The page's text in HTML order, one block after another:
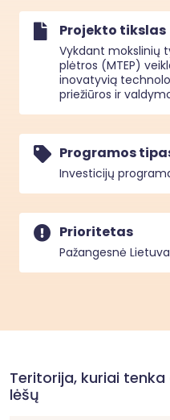
„Aquavita“
ir aplinkai
realaus laiko
ekologišką
optimizuos
valdymo,
vandens kokybę ir
Projekto
tapti lyderiaujančiu
valdymo
naujos žinios,
vandens telkinius
Projekto tikslas
Vykdant mokslinių
plėtros (MTEP)
inovatyvią
priežiūros ir
Programos
Investicijų
Prioritetas
Pažangesnė Lietuva
Teritorija, kuriai
lėšų